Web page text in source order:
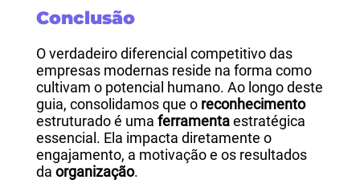
Conclusão
O verdadeiro diferencial competitivo das
empresas modernas reside na forma como
cultivam o potencial humano. Ao longo deste
guia, consolidamos que o reconhecimento
estruturado é uma ferramentaestratégica
essencial. Ela impacta diretamente o
engajamento, a motivação e os resultados
da organização.